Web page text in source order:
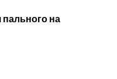
пального на